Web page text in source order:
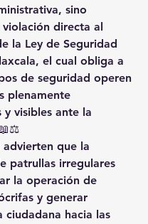
sino
directa al
la Ley de Seguridad
el cual obliga a
de seguridad operen
plenamente
visibles ante la
advierten que la
patrullas irregulares
la operación de
y generar
ciudadana hacia las